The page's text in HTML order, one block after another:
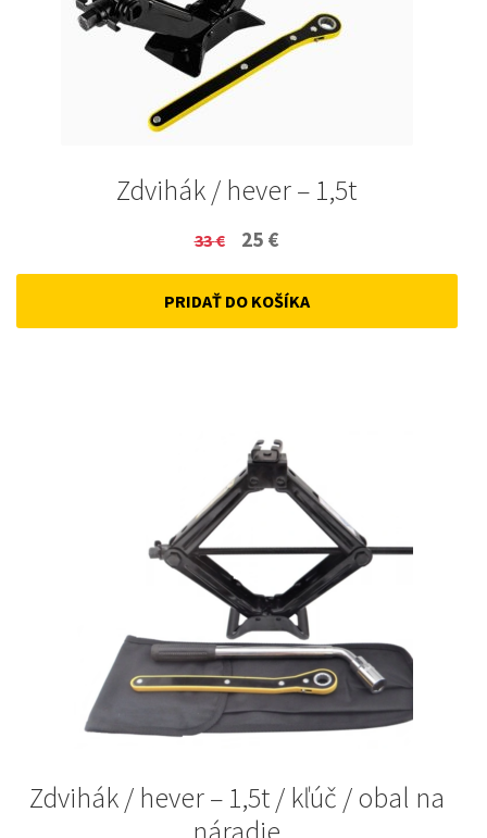
Zdvihák / hever – 1,5t
33€
Original
price
was:
25 €
price
is:
PRIDAŤ DO KOŠÍKA
Zdvihák / hever – 1,5t / kľúč / obal na